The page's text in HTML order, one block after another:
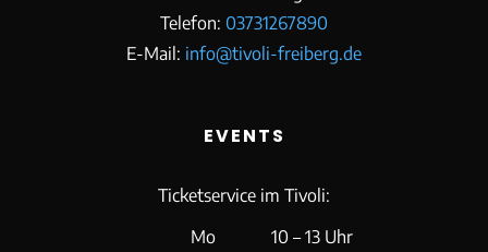
Telefon: 03731267890
E-Mail: info@tivoli-freiberg.de
EVENTS
Ticketservice im Tivoli:
Mo
10 – 13 Uhr